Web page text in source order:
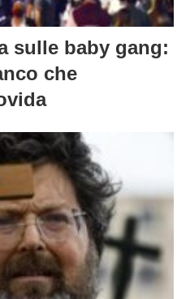
sulle baby gang:
che